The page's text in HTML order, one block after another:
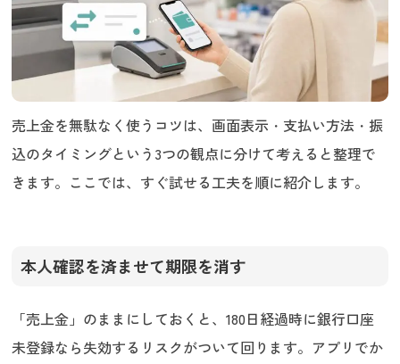
売上金を無駄なく使うコツは、画面表示・支払い方法・振
込のタイミングという3つの観点に分けて考えると整理で
きます。ここでは、すぐ試せる工夫を順に紹介します。
本人確認を済ませて期限を消す
「売上金」のままにしておくと、180日経過時に銀行口座
未登録なら失効するリスクがついて回ります。アプリでか